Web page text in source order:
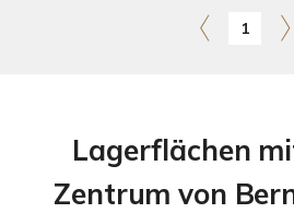
1
Lagerflächen
Zentrum von